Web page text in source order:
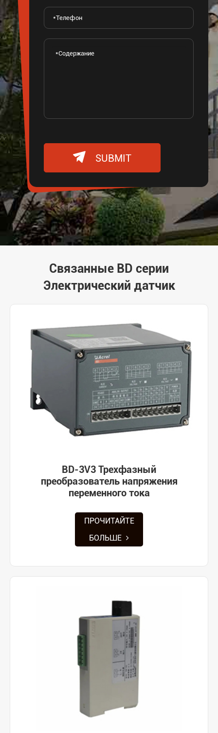
 SUBMIT
Связанные BD серии
Электрический датчик
BD-3V3 Трехфазный
преобразователь напряжения
переменного тока
ПРОЧИТАЙТЕ
БОЛЬШЕ